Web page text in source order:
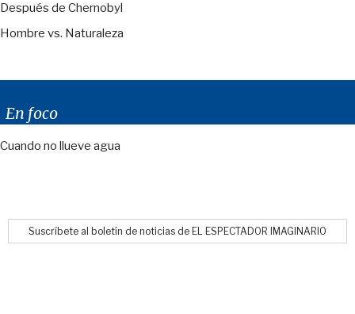
Después de Chernobyl
Hombre vs. Naturaleza
En foco
Cuando no llueve agua
Suscríbete al boletín de noticias de EL ESPECTADOR IMAGINARIO